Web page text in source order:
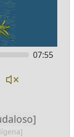
07:55